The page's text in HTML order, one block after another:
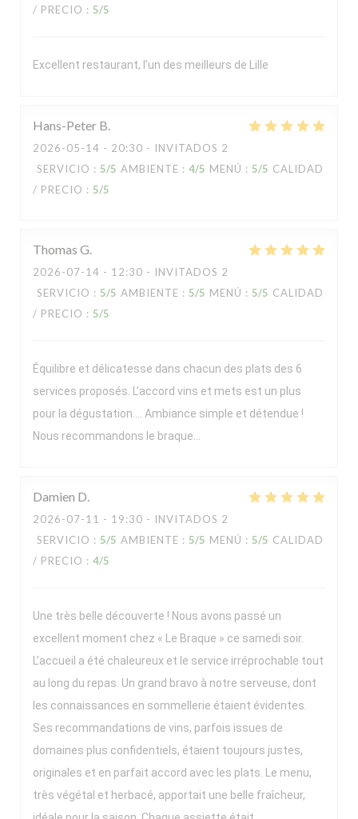
/ PRECIO : 5/5
Excellent restaurant, l’un des meilleurs de Lille
Hans-Peter B
2026-05-14 - 20:30 - INVITADOS 2
SERVICIO : 5/5 AMBIENTE : 4/5 MENÚ : 5/5 CALIDAD
/ PRECIO : 5/5
Thomas G
2026-07-14 - 12:30 - INVITADOS 2
SERVICIO : 5/5 AMBIENTE : 5/5 MENÚ : 5/5 CALIDAD
/ PRECIO : 5/5
Équilibre et délicatesse dans chacun des plats des 6
services proposés. L’accord vins et mets est un plus
pour la dégustation…. Ambiance simple et détendue !
Nous recommandons le braque…
Damien D
2026-07-11 - 19:30 - INVITADOS 2
SERVICIO : 5/5 AMBIENTE : 5/5 MENÚ : 5/5 CALIDAD
/ PRECIO : 4/5
Une très belle découverte ! Nous avons passé un
excellent moment chez « Le Braque » ce samedi soir.
L’accueil a été chaleureux et le service irréprochable tout
au long du repas. Un grand bravo à notre serveuse, dont
les connaissances en sommellerie étaient évidentes.
Ses recommandations de vins, parfois issues de
domaines plus confidentiels, étaient toujours justes,
originales et en parfait accord avec les plats. Le menu,
très végétal et herbacé, apportait une belle fraîcheur,